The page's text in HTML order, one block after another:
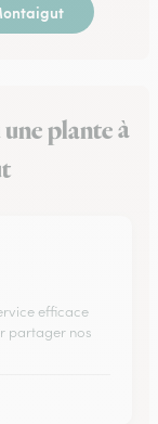
plante à
efficace
partager nos